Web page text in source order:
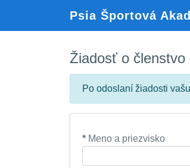
Psia Športová
Žiadosť o členstvo
Po odoslaní žiadosti
* Meno a priezvisko